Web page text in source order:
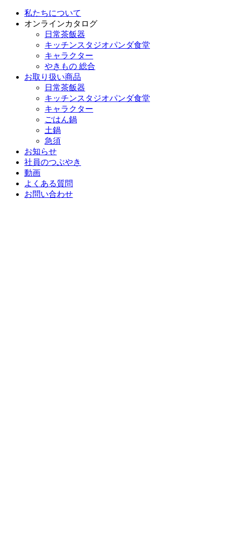
私たちについて
オンラインカタログ
日常茶飯器
キッチンスタジオパンダ食堂
キャラクター
やきもの 総合
お取り扱い商品
日常茶飯器
キッチンスタジオパンダ食堂
キャラクター
ごはん鍋
土鍋
急須
お知らせ
社員のつぶやき
動画
よくある質問
お問い合わせ